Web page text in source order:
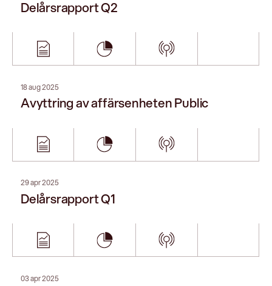
03 apr 2025
Årsredovisning 2024
14 feb 2025
Bokslutskommuniké
25 okt 2024
Delårsrapport Q3